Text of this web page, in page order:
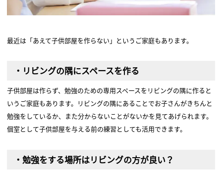
最近は「あえて子供部屋を作らない」というご家庭もあります。
・リビングの隅にスペースを作る
子供部屋は作らず、勉強のための専用スペースをリビングの隅に作ると
いうご家庭もあります。リビングの隅にあることでお子さんがきちんと
勉強をしているか、また分からないことがないかを見てあげられます。
個室として子供部屋を与える前の練習としても活用できます。
・勉強をする場所はリビングの方が良い？